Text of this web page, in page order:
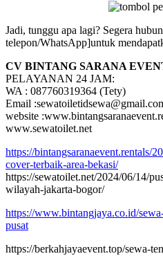
Jadi, tunggu apa lagi? Segera
telepon/WhatsApp]untuk
CV BINTANG SARANA
PELAYANAN 24 JAM:
WA : 087760319364 (Tety)
Email
website
www.sewatoilet.net
https://bintangsaranaevent.rentals/
cover-terbaik-area-bekasi/
https://sewatoilet.net/2024/06/14/
wilayah-jakarta-bogor/
https://www.bintangjaya.co.id/
pusat
https://berkahjayaevent.top/sewa-